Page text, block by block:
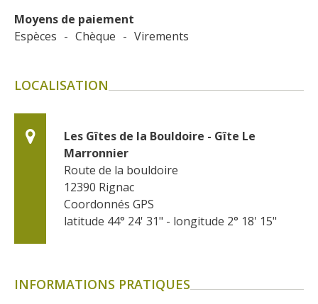
Moyens de paiement
Espèces - Chèque - Virements
LOCALISATION
Les Gîtes de la Bouldoire - Gîte Le
Marronnier
Route de la bouldoire
12390 Rignac
Coordonnés GPS
latitude 44° 24' 31" - longitude 2° 18' 15"
INFORMATIONS PRATIQUES